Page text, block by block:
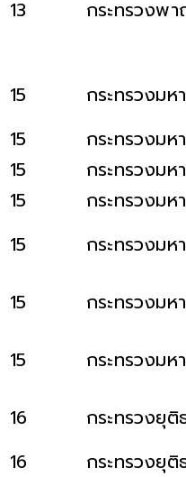
13 กระทรวงพ
15
กระทรวงมห
15
กระทรวงมห
15
กระทรวงมห
15
กระทรวงมห
15
กระทรวงมห
15
กระทรวงมห
15
กระทรวงมห
16
กระทรวงยุติ
16
กระทรวงยุติ